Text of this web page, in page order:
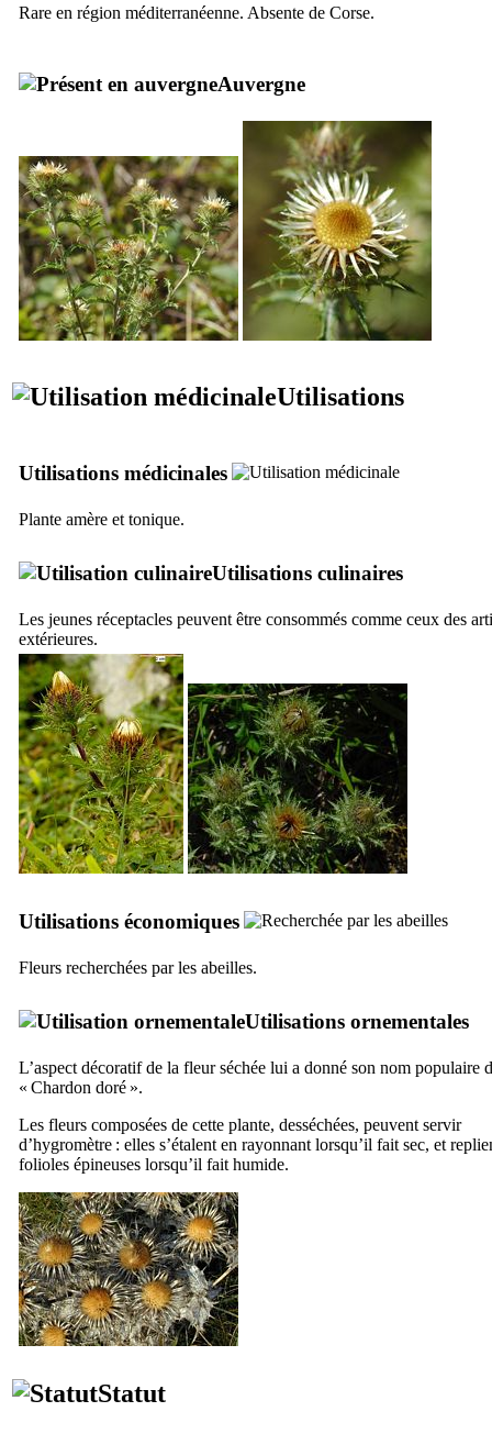
Rare en région méditerranéenne. Absente de Corse.
Auvergne
Utilisations
Utilisations médicinales
Plante amère et tonique.
Utilisations culinaires
Les jeunes réceptacles peuvent être consommés comme ceux des
extérieures.
Utilisations économiques
Fleurs recherchées par les abeilles.
Utilisations ornementales
L’aspect décoratif de la fleur séchée lui a donné son nom populaire
« Chardon doré ».
Les fleurs composées de cette plante, desséchées, peuvent servir
d’hygromètre : elles s’étalent en rayonnant lorsqu’il fait sec, et
folioles épineuses lorsqu’il fait humide.
Statut